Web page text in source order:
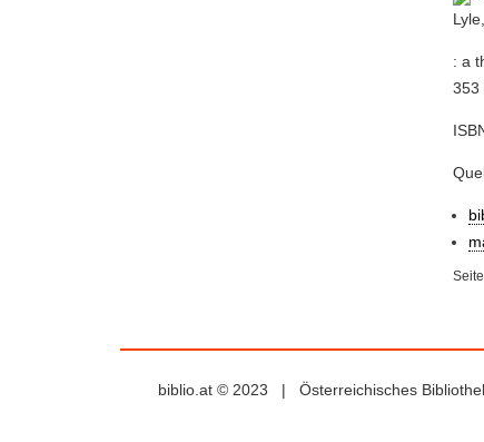
: a
353
biblio.at © 2023 | Österreichisches